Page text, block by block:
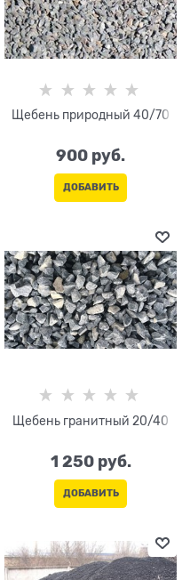
Щебень природный 40/70
900 руб.
ДОБАВИТЬ
Щебень гранитный 20/40
1 250 руб.
ДОБАВИТЬ